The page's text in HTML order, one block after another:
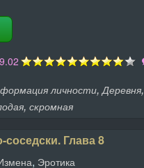
9.02
личности,Деревня,
, скромная
Глава 8
, Эротика